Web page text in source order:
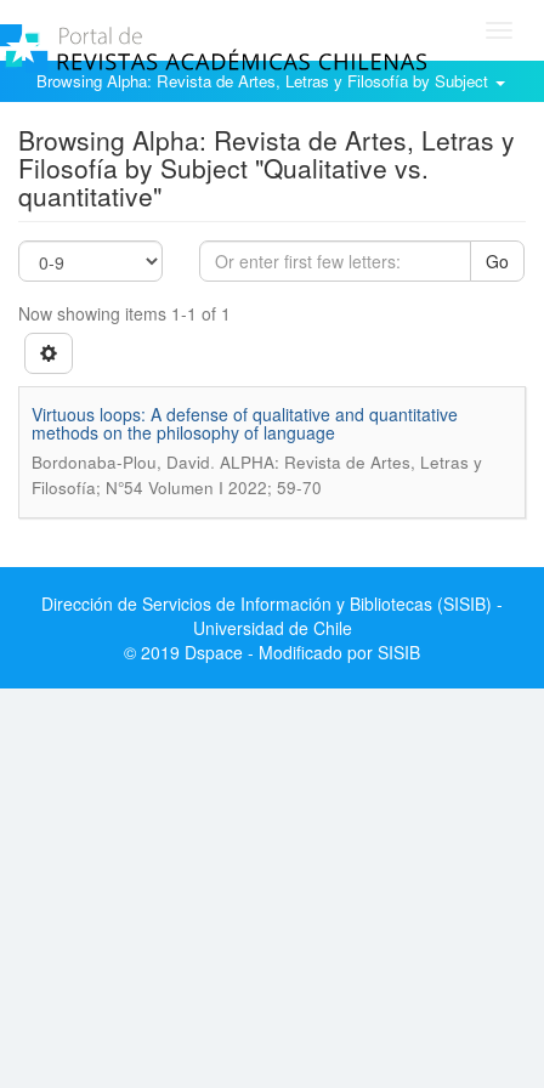
Browsing Alpha: Revista de Artes, Letras y Filosofía by Subject
Browsing Alpha: Revista de Artes, Letras y
Filosofía by Subject "Qualitative vs.
quantitative"
Go
Now showing items 1-1 of 1
Virtuous loops: A defense of qualitative and quantitative
methods on the philosophy of language
Bordonaba-Plou, David. ALPHA: Revista de Artes, Letras y
Filosofía; N°54 Volumen I 2022; 59-70
Dirección de Servicios de Información y Bibliotecas (SISIB) -
Universidad de Chile
© 2019 Dspace - Modificado por SISIB